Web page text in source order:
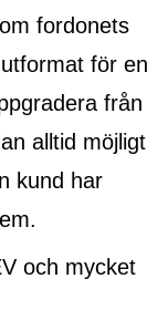
fordonets
för en
från
alltid möjligt
kund har
och mycket